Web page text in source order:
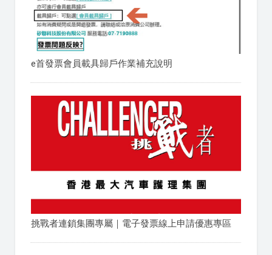
e首發票會員載具歸戶作業補充說明
挑戰者連鎖集團專屬｜電子發票線上申請優惠專區